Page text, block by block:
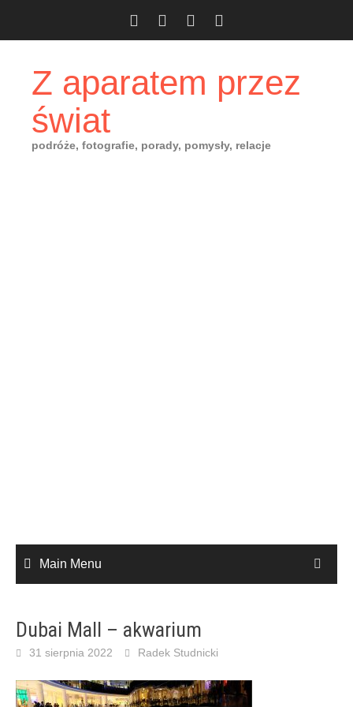
Z aparatem przez
świat
podróże, fotografie, porady, pomysły, relacje
Main Menu
Dubai Mall – akwarium
31 sierpnia 2022 Radek Studnicki